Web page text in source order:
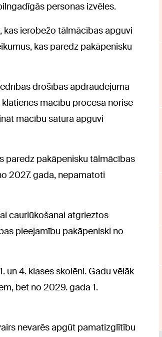
personas izvēles.
ierobežo tālmācības apguvi
kas paredz pakāpenisku
drošības apdraudējuma
mācību procesa norise
mācību satura apguvi
paredz pakāpenisku tālmācības
2027. gada, nepamatoti
caurlūkošanai atgrieztos
pieejamību pakāpeniski no
un 4. klases skolēni. Gadu vēlāk
bet no 2029. gada 1.
nevarēs apgūt pamatizglītību